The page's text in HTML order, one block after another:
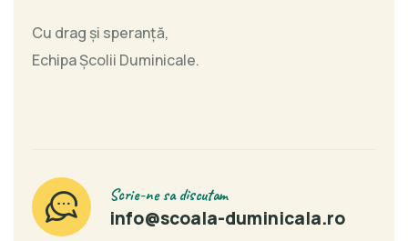
Cu drag și speranță,
Echipa Școlii Duminicale.
Scrie-ne sa discutam
info@scoala-duminicala.ro